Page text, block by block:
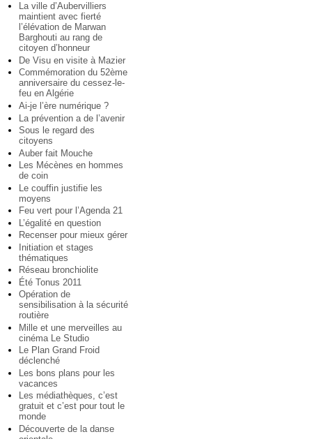
La ville d’Aubervilliers
maintient avec fierté
l’élévation de Marwan
Barghouti au rang de
citoyen d’honneur
De Visu en visite à Mazier
Commémoration du 52ème
anniversaire du cessez-le-
feu en Algérie
Ai-je l’ère numérique ?
La prévention a de l’avenir
Sous le regard des
citoyens
Auber fait Mouche
Les Mécènes en hommes
de coin
Le couffin justifie les
moyens
Feu vert pour l’Agenda 21
L’égalité en question
Recenser pour mieux gérer
Initiation et stages
thématiques
Réseau bronchiolite
Été Tonus 2011
Opération de
sensibilisation à la sécurité
routière
Mille et une merveilles au
cinéma Le Studio
Le Plan Grand Froid
déclenché
Les bons plans pour les
vacances
Les médiathèques, c’est
gratuit et c’est pour tout le
monde
Découverte de la danse